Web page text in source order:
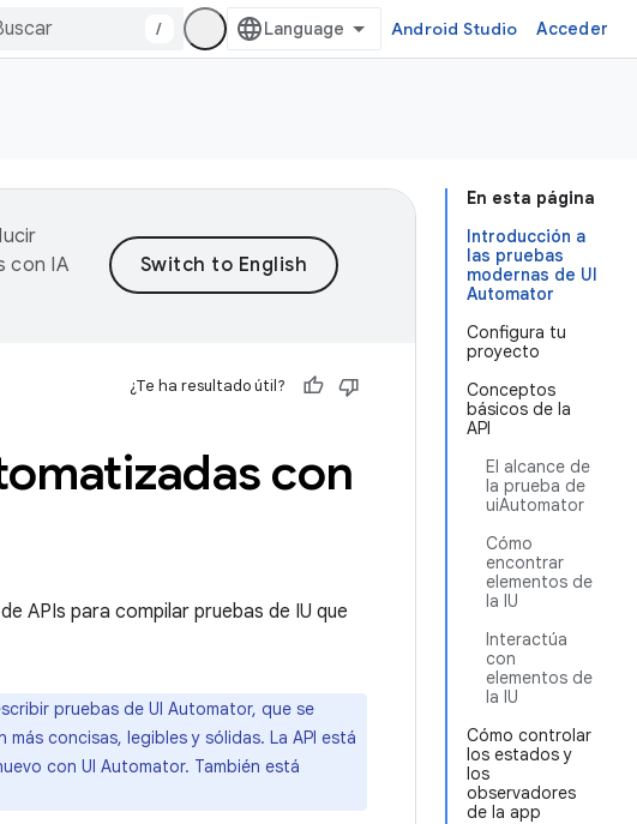
/ Android Studio Acceder
En esta página
Introducción a
las pruebas
modernas de UI
Automator
Configura tu
proyecto
Conceptos
básicos de la
API
El alcance de
la prueba de
uiAutomator
Cómo
encontrar
elementos de
la IU
Interactúa
con
elementos de
la IU
Cómo controlar
los estados y
los
observadores
de la app
con IA
¿Te ha resultado útil?
con
APIs para compilar pruebas de IU que
pruebas de UI Automator, que se
concisas, legibles y sólidas. La API está
con UI Automator. También está